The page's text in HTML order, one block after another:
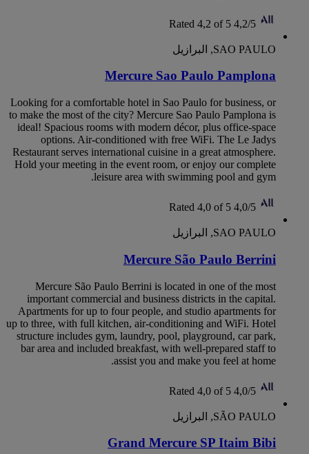
4,2/5
Rated 4,2 of 5
SAO PAULO, البرازيل
Mercure Sao Paulo Pamplona
Looking for a comfortable hotel in Sao Paulo for business, or
to make the most of the city? Mercure Sao Paulo Pamplona is
ideal! Spacious rooms with modern décor, plus office-space
options. Air-conditioned with free WiFi. The Le Jadys
Restaurant serves international cuisine in a great atmosphere.
Hold your meeting in the event room, or enjoy our complete
leisure area with swimming pool and gym.
4,0/5
Rated 4,0 of 5
SAO PAULO, البرازيل
Mercure São Paulo Berrini
Mercure São Paulo Berrini is located in one of the most
important commercial and business districts in the capital.
Apartments for up to four people, and studio apartments for
up to three, with full kitchen, air-conditioning and WiFi. Hotel
structure includes gym, laundry, pool, playground, car park,
bar area and included breakfast, with well-prepared staff to
assist you and make you feel at home.
4,0/5
Rated 4,0 of 5
SÃO PAULO, البرازيل
Grand Mercure SP Itaim Bibi